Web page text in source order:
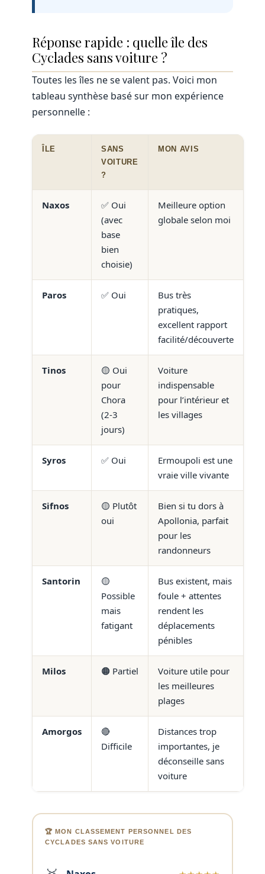
Réponse rapide : quelle île des
Cyclades sans voiture ?
Toutes les îles ne se valent pas. Voici mon
tableau synthèse basé sur mon expérience
personnelle :
ÎLE
SANS
VOITURE
?
MON AVIS
Naxos
✅ Oui
(avec
base
bien
choisie)
Meilleure option
globale selon moi
Paros ✅ Oui
Bus très
pratiques,
excellent rapport
facilité/découverte
Tinos
🟡 Oui
pour
Chora
(2-3
jours)
Voiture
indispensable
pour l’intérieur et
les villages
Syros ✅ Oui
Ermoupoli est une
vraie ville vivante
Sifnos
🟡 Plutôt
oui
Bien si tu dors à
Apollonia, parfait
pour les
randonneurs
Santorin
🟡
Possible
mais
fatigant
Bus existent, mais
foule + attentes
rendent les
déplacements
pénibles
Milos 🟠 Partiel
Voiture utile pour
les meilleures
plages
Amorgos
🔴
Difficile
Distances trop
importantes, je
déconseille sans
voiture
🏆 MON CLASSEMENT PERSONNEL DES
CYCLADES SANS VOITURE